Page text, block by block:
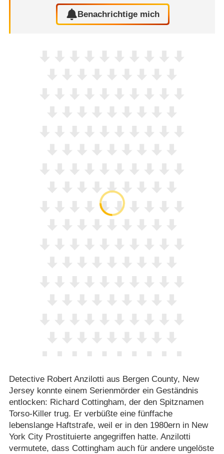
Benachrichtige mich
Detective Robert Anzilotti aus Bergen County, New
Jersey konnte einem Serienmörder ein Geständnis
entlocken: Richard Cottingham, der den Spitznamen
Torso-Killer trug. Er verbüßte eine fünffache
lebenslange Haftstrafe, weil er in den 1980ern in New
York City Prostituierte angegriffen hatte. Anzilotti
vermutete, dass Cottingham auch für andere ungelöste